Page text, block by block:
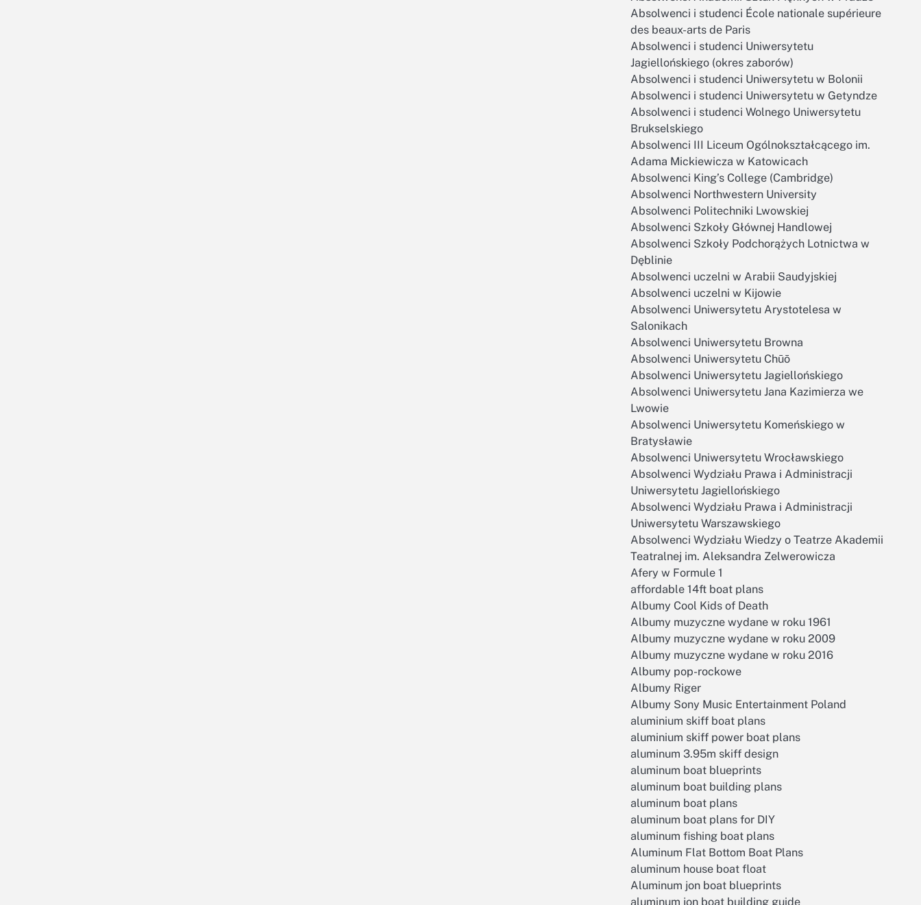
Absolwenci i studenci École nationale supérieure
des beaux-arts de Paris
Absolwenci i studenci Uniwersytetu
Jagiellońskiego (okres zaborów)
Absolwenci i studenci Uniwersytetu w Bolonii
Absolwenci i studenci Uniwersytetu w Getyndze
Absolwenci i studenci Wolnego Uniwersytetu
Brukselskiego
Absolwenci III Liceum Ogólnokształcącego im.
Adama Mickiewicza w Katowicach
Absolwenci King’s College (Cambridge)
Absolwenci Northwestern University
Absolwenci Politechniki Lwowskiej
Absolwenci Szkoły Głównej Handlowej
Absolwenci Szkoły Podchorążych Lotnictwa w
Dęblinie
Absolwenci uczelni w Arabii Saudyjskiej
Absolwenci uczelni w Kijowie
Absolwenci Uniwersytetu Arystotelesa w
Salonikach
Absolwenci Uniwersytetu Browna
Absolwenci Uniwersytetu Chūō
Absolwenci Uniwersytetu Jagiellońskiego
Absolwenci Uniwersytetu Jana Kazimierza we
Lwowie
Absolwenci Uniwersytetu Komeńskiego w
Bratysławie
Absolwenci Uniwersytetu Wrocławskiego
Absolwenci Wydziału Prawa i Administracji
Uniwersytetu Jagiellońskiego
Absolwenci Wydziału Prawa i Administracji
Uniwersytetu Warszawskiego
Absolwenci Wydziału Wiedzy o Teatrze Akademii
Teatralnej im. Aleksandra Zelwerowicza
Afery w Formule 1
affordable 14ft boat plans
Albumy Cool Kids of Death
Albumy muzyczne wydane w roku 1961
Albumy muzyczne wydane w roku 2009
Albumy muzyczne wydane w roku 2016
Albumy pop-rockowe
Albumy Riger
Albumy Sony Music Entertainment Poland
aluminium skiff boat plans
aluminium skiff power boat plans
aluminum 3.95m skiff design
aluminum boat blueprints
aluminum boat building plans
aluminum boat plans
aluminum boat plans for DIY
aluminum fishing boat plans
Aluminum Flat Bottom Boat Plans
aluminum house boat float
Aluminum jon boat blueprints
aluminum jon boat building guide